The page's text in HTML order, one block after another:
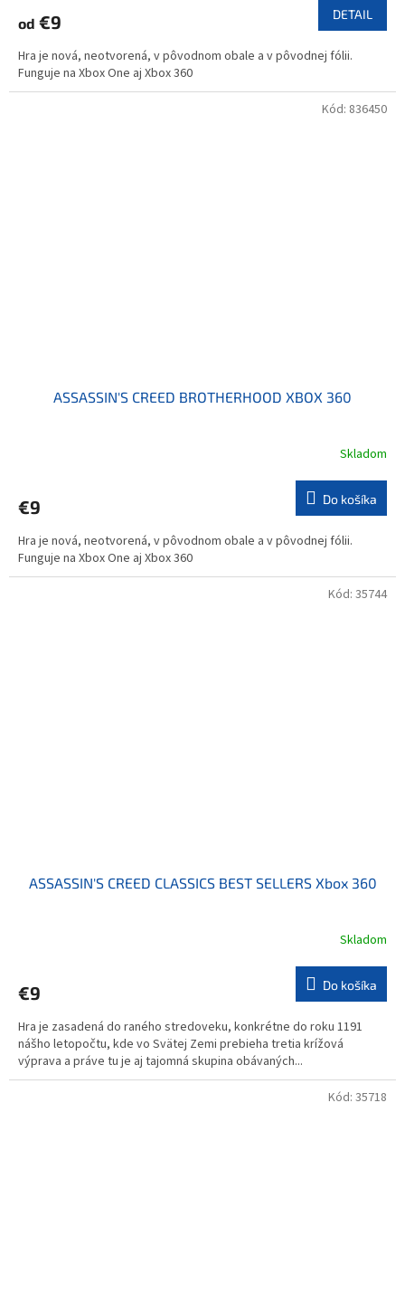
od €9 DETAIL
Hra je nová, neotvorená, v pôvodnom obale a v pôvodnej fólii.
Funguje na Xbox One aj Xbox 360
ASSASSIN'S CREED BROTHERHOOD XBOX 360
Skladom
€9 Do košíka
Hra je nová, neotvorená, v pôvodnom obale a v pôvodnej fólii.
Funguje na Xbox One aj Xbox 360
Kód: 836450
ASSASSIN'S CREED CLASSICS BEST SELLERS Xbox 360
Skladom
€9 Do košíka
Hra je zasadená do raného stredoveku, konkrétne do roku 1191
nášho letopočtu, kde vo Svätej Zemi prebieha tretia krížová
výprava a práve tu je aj tajomná skupina obávaných...
Kód: 35744
Kód: 35718